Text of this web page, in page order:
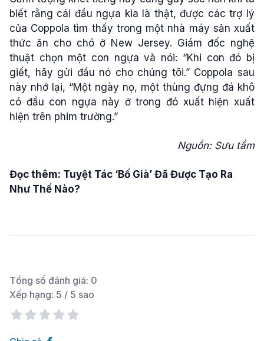
biết rằng cái đầu ngựa kia là thật, được các trợ lý
của Coppola tìm thấy trong một nhà máy sản xuất
thức ăn cho chó ở New Jersey. Giám đốc nghệ
thuật chọn một con ngựa và nói: “Khi con đó bị
giết, hãy gửi đầu nó cho chúng tôi.” Coppola sau
này nhớ lại, “Một ngày nọ, một thùng đựng đá khô
có đầu con ngựa này ở trong đó xuất hiện xuất
hiện trên phim trường.”
Nguồn: Sưu tầm
Đọc thêm: Tuyệt Tác ‘Bố Già’ Đã Được Tạo Ra
Như Thế Nào?
Tổng số đánh giá: 0
Xếp hạng: 5 / 5 sao